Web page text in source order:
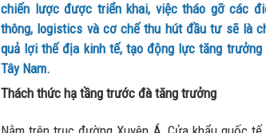
chiến lược được triển khai, việc tháo gỡ các
thông, logistics và cơ chế thu hút đầu tư sẽ là
quả lợi thế địa kinh tế, tạo động lực tăng
Tây Nam.
Thách thức hạ tầng trước đà tăng trưởng